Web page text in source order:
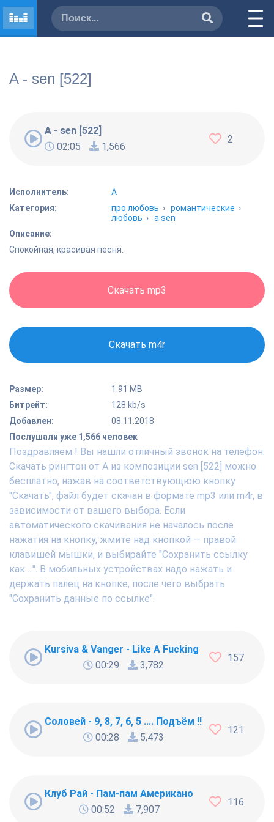
A - sen [522]
A - sen [522]
02:05
1,566
2
Исполнитель:
A
Категория:
про любовь ›романтические ›
любовь ›a sen
Описание:
Спокойная, красивая песня.
Скачать mp3
Скачать m4r
Размер:
1.91 MB
Битрейт:
128 kb/s
Добавлен:
08.11.2018
Послушали уже 1,566 человек
Поздравляем ! Вы нашли отличный звонок на телефон.
Скачать рингтон от A из композиции sen [522] можно
бесплатно, нажав на соответствующюю кнопку
"Скачать", файл будет скачан в формате mp3 или m4r, в
зависимости от вашего выбора. Если
автоматического скачивания не началось после
нажатия на кнопку, жмите над кнопкой — правой
клавишей мышки, и выбирайте "Сохранить ссылку
как ...". В мобильных устройствах надо нажать и
держать палец на кнопке, после чего выбрать
"Сохранить данные по ссылке".
Kursiva & Vanger - Like A Fucking Newbie
00:29
3,782
157
Соловей - 9, 8, 7, 6, 5 .... Подъём !!!
00:28
5,473
121
Клуб Рай - Пам-пам Американо
00:52
7,907
116